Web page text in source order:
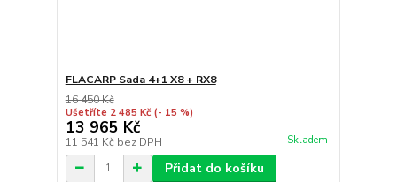
FLACARP Sada 4+1 X8 + RX8
16 450 Kč
Ušetříte 2 485 Kč (- 15 %)
13 965 Kč
11 541 Kč bez DPH Skladem
Přidat do košíku